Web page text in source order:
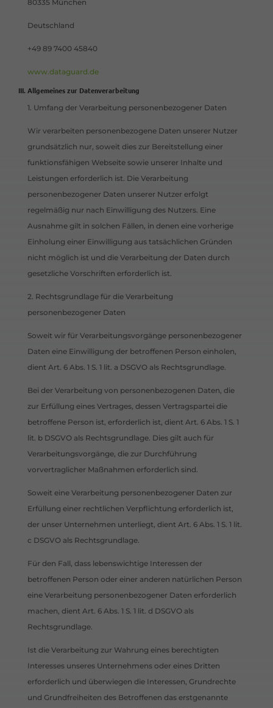
80335 München
Deutschland
+49 89 7400 45840
www.dataguard.de
Allgemeines zur Datenverarbeitung
1. Umfang der Verarbeitung personenbezogener Daten
Wir verarbeiten personenbezogene Daten unserer Nutzer
grundsätzlich nur, soweit dies zur Bereitstellung einer
funktionsfähigen Webseite sowie unserer Inhalte und
Leistungen erforderlich ist. Die Verarbeitung
personenbezogener Daten unserer Nutzer erfolgt
regelmäßig nur nach Einwilligung des Nutzers. Eine
Ausnahme gilt in solchen Fällen, in denen eine vorherige
Einholung einer Einwilligung aus tatsächlichen Gründen
nicht möglich ist und die Verarbeitung der Daten durch
gesetzliche Vorschriften erforderlich ist.
2. Rechtsgrundlage für die Verarbeitung
personenbezogener Daten
Soweit wir für Verarbeitungsvorgänge personenbezogener
Daten eine Einwilligung der betroffenen Person einholen,
dient Art. 6 Abs. 1 S. 1 lit. a DSGVO als Rechtsgrundlage.
Bei der Verarbeitung von personenbezogenen Daten, die
zur Erfüllung eines Vertrages, dessen Vertragspartei die
betroffene Person ist, erforderlich ist, dient Art. 6 Abs. 1 S. 1
lit. b DSGVO als Rechtsgrundlage. Dies gilt auch für
Verarbeitungsvorgänge, die zur Durchführung
vorvertraglicher Maßnahmen erforderlich sind.
Soweit eine Verarbeitung personenbezogener Daten zur
Erfüllung einer rechtlichen Verpflichtung erforderlich ist,
der unser Unternehmen unterliegt, dient Art. 6 Abs. 1 S. 1 lit.
c DSGVO als Rechtsgrundlage.
Für den Fall, dass lebenswichtige Interessen der
betroffenen Person oder einer anderen natürlichen Person
eine Verarbeitung personenbezogener Daten erforderlich
machen, dient Art. 6 Abs. 1 S. 1 lit. d DSGVO als
Rechtsgrundlage.
Ist die Verarbeitung zur Wahrung eines berechtigten
Interesses unseres Unternehmens oder eines Dritten
erforderlich und überwiegen die Interessen, Grundrechte
und Grundfreiheiten des Betroffenen das erstgenannte